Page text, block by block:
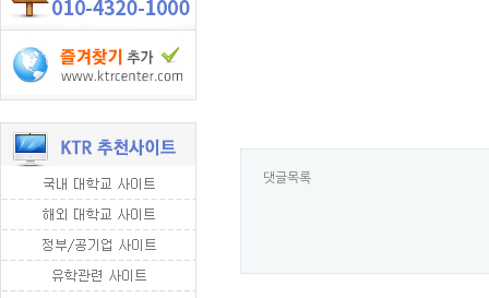
댓글목록